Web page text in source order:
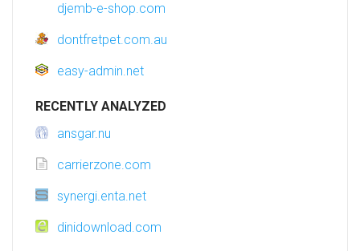
djemb-e-shop.com
dontfretpet.com.au
easy-admin.net
RECENTLY ANALYZED
ansgar.nu
carrierzone.com
synergi.enta.net
dinidownload.com